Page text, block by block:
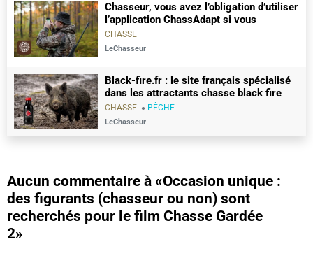
Chasseur, vous avez l’obligation d’utiliser
l’application ChassAdapt si vous
pratiquez ces chasses
CHASSE
LeChasseur
Black-fire.fr : le site français spécialisé
dans les attractants chasse black fire
CHASSE PÊCHE
LeChasseur
Aucun commentaire à «Occasion unique :
des figurants (chasseur ou non) sont
recherchés pour le film Chasse Gardée
2»